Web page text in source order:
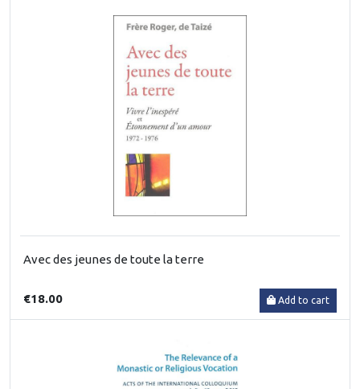
Avec des jeunes de toute la terre
€18.00 Add to cart